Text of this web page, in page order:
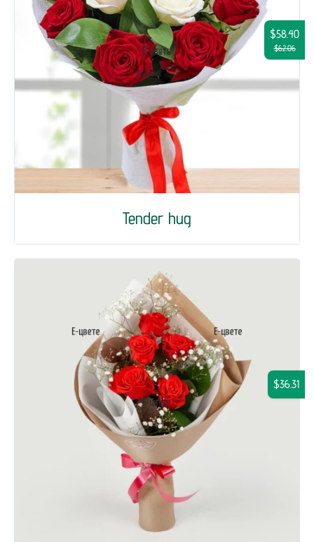
Tender hug
$58.40
$62.06
$36.31